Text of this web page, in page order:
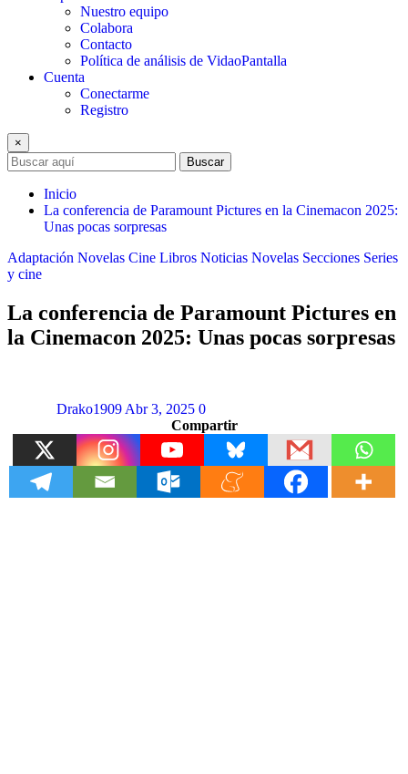
Nuestro equipo
Colabora
Contacto
Política de análisis de VidaoPantalla
Cuenta
Conectarme
Registro
×
Buscar
Inicio
La conferencia de Paramount Pictures en la Cinemacon 2025:
Unas pocas sorpresas
Adaptación Novelas Cine Libros Noticias Novelas Secciones Series
y cine
La conferencia de Paramount Pictures en
la Cinemacon 2025: Unas pocas sorpresas
Drako1909 Abr 3, 2025 0
Compartir